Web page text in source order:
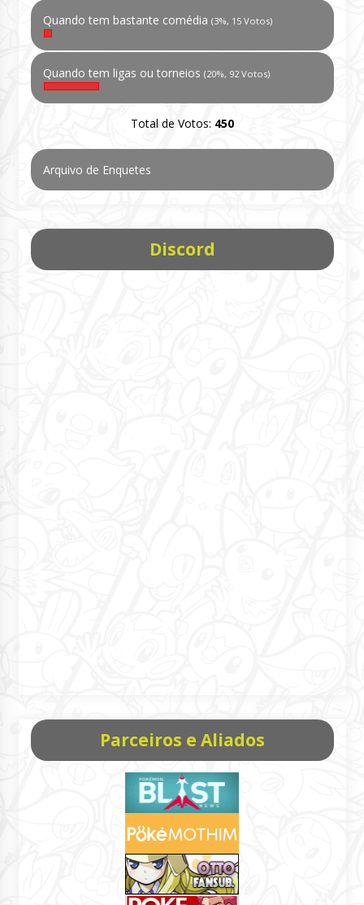
Quando tem bastante comédia (3%, 15 Votos)
Quando tem ligas ou torneios (20%, 92 Votos)
Total de Votos: 450
Arquivo de Enquetes
Discord
Parceiros e Aliados